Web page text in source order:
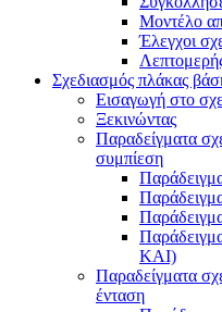
Μοντέλο
Έλεγχοι
Σχεδιασμός πλάκας
Εισαγωγή στο
Ξεκινώντας
Παραδείγματα
συμπίεση
ΚΑΙ)
Παραδείγματα
ένταση